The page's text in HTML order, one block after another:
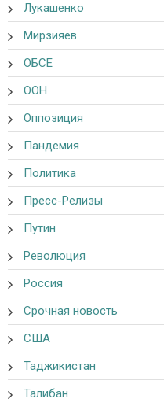
Лукашенко
Мирзияев
ОБСЕ
ООН
Оппозиция
Пандемия
Политика
Пресс-Релизы
Путин
Революция
Россия
Срочная новость
США
Таджикистан
Талибан